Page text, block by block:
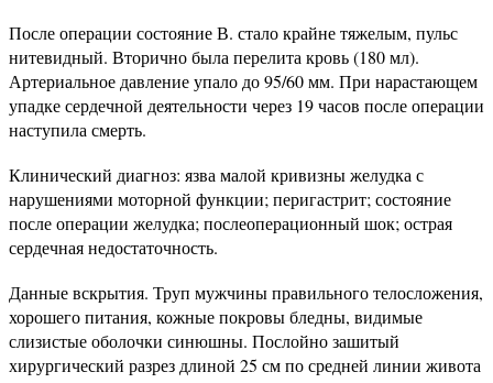
После операции состояние В. стало крайне тяжелым, пульс
нитевидный. Вторично была перелита кровь (180 мл).
Артериальное давление упало до 95/60 мм. При нарастающем
упадке сердечной деятельности через 19 часов после операции
наступила смерть.
Клинический диагноз: язва малой кривизны желудка с
нарушениями моторной функции; перигастрит; состояние
после операции желудка; послеоперационный шок; острая
сердечная недостаточность.
Данные вскрытия. Труп мужчины правильного телосложения,
хорошего питания, кожные покровы бледны, видимые
слизистые оболочки синюшны. Послойно зашитый
хирургический разрез длиной 25 см по средней линии живота